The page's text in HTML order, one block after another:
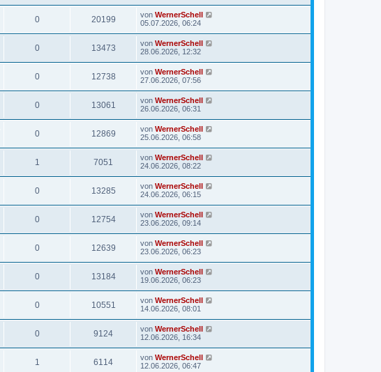
0 20199 von WernerSchell
05.07.2026, 06:24
0 13473 von WernerSchell
28.06.2026, 12:32
0 12738 von WernerSchell
27.06.2026, 07:56
0 13061 von WernerSchell
26.06.2026, 06:31
0 12869 von WernerSchell
25.06.2026, 06:58
1 7051 von WernerSchell
24.06.2026, 08:22
0 13285 von WernerSchell
24.06.2026, 06:15
0 12754 von WernerSchell
23.06.2026, 09:14
0 12639 von WernerSchell
23.06.2026, 06:23
0 13184 von WernerSchell
19.06.2026, 06:23
0 10551 von WernerSchell
14.06.2026, 08:01
0 9124 von WernerSchell
12.06.2026, 16:34
1 6114 von WernerSchell
12.06.2026, 06:47